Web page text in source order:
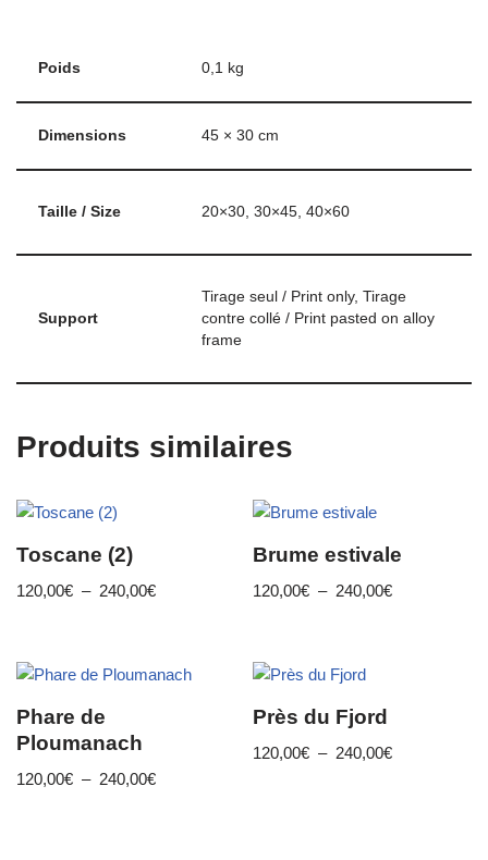
Poids 0,1 kg
Dimensions 45 × 30 cm
Taille / Size 20×30, 30×45, 40×60
Support
Tirage seul / Print only, Tirage
contre collé / Print pasted on alloy
frame
Produits similaires
Toscane (2)
120,00€ – 240,00€
Brume estivale
120,00€ – 240,00€
Phare de
Ploumanach
120,00€ – 240,00€
Près du Fjord
120,00€ – 240,00€